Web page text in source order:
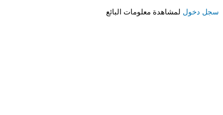
سجل دخول لمشاهدة معلومات البائع